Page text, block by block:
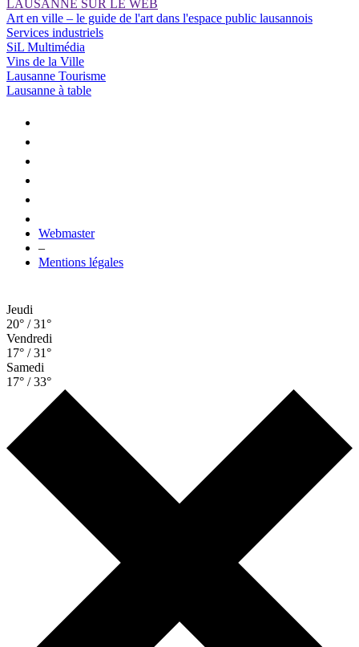
LAUSANNE SUR LE WEB
Art en ville – le guide de l'art dans l'espace public lausannois
Services industriels
SiL Multimédia
Vins de la Ville
Lausanne Tourisme
Lausanne à table
Webmaster
–
Mentions légales
Jeudi
20° / 31°
Vendredi
17° / 31°
Samedi
17° / 33°